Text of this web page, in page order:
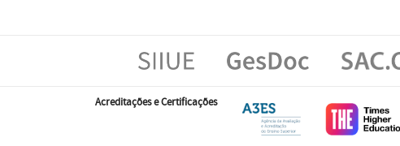
Acreditações e Certificações